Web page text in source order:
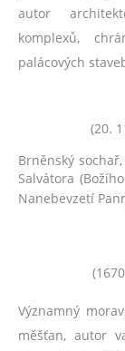
autor
komplexů,
palácových
(20.
Brněnský
Salvátora
Nanebevzetí
Významný
měšťan, autor